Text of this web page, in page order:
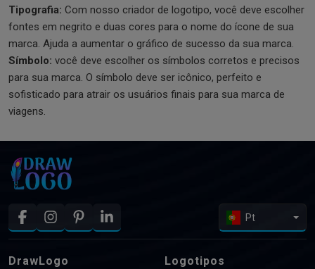
Tipografia: Com nosso criador de logotipo, você deve escolher
fontes em negrito e duas cores para o nome do ícone de sua
marca. Ajuda a aumentar o gráfico de sucesso da sua marca.
Símbolo: você deve escolher os símbolos corretos e precisos
para sua marca. O símbolo deve ser icônico, perfeito e
sofisticado para atrair os usuários finais para sua marca de
viagens.
Pt
DrawLogo Logotipos